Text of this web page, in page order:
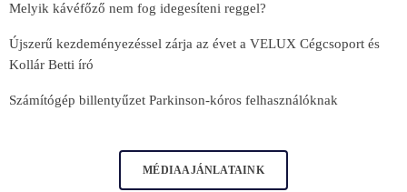
Melyik kávéfőző nem fog idegesíteni reggel?
Újszerű kezdeményezéssel zárja az évet a VELUX Cégcsoport és
Kollár Betti író
Számítógép billentyűzet Parkinson-kóros felhasználóknak
MÉDIAAJÁNLATAINK